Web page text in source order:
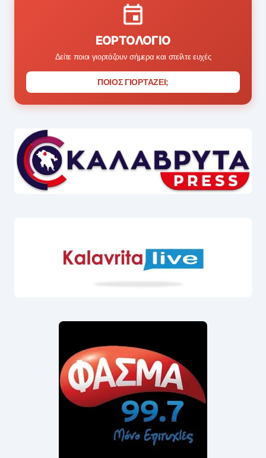
ΕΟΡΤΟΛΌΓΙΟ
Δείτε ποιοι γιορτάζουν σήμερα και στείλτε ευχές
ΠΟΙΟΣ ΓΙΟΡΤΑΖΕΙ;